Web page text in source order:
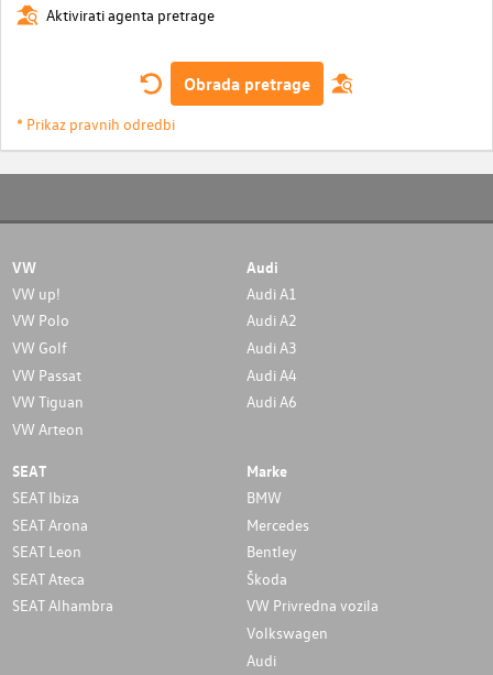
Aktivirati agenta pretrage
Obrada pretrage
* Prikaz pravnih odredbi
VW
VW up!
VW Polo
VW Golf
VW Passat
VW Tiguan
VW Arteon
Audi
Audi A1
Audi A2
Audi A3
Audi A4
Audi A6
SEAT
SEAT Ibiza
SEAT Arona
SEAT Leon
SEAT Ateca
SEAT Alhambra
Marke
BMW
Mercedes
Bentley
Škoda
VW Privredna vozila
Volkswagen
Audi